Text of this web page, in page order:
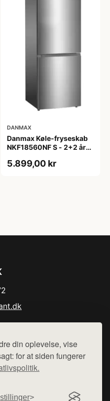
din oplevelse, vise
for at siden fungerer
DANMAX
Danmax Køle-fryseskab
NKF18560NF S - 2+2 års
5.899,00 kr
- vi henviser til de shops,